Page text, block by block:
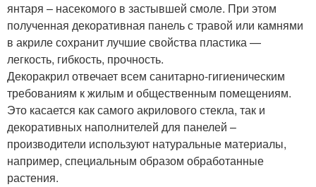
янтаря – насекомого в застывшей смоле. При этом
полученная декоративная панель с травой или камнями
в акриле сохранит лучшие свойства пластика —
легкость, гибкость, прочность.
Декоракрил отвечает всем санитарно-гигиеническим
требованиям к жилым и общественным помещениям.
Это касается как самого акрилового стекла, так и
декоративных наполнителей для панелей –
производители используют натуральные материалы,
например, специальным образом обработанные
растения.